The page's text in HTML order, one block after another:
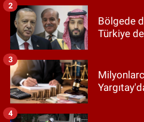
Bölgede
Türkiye
2
3
4